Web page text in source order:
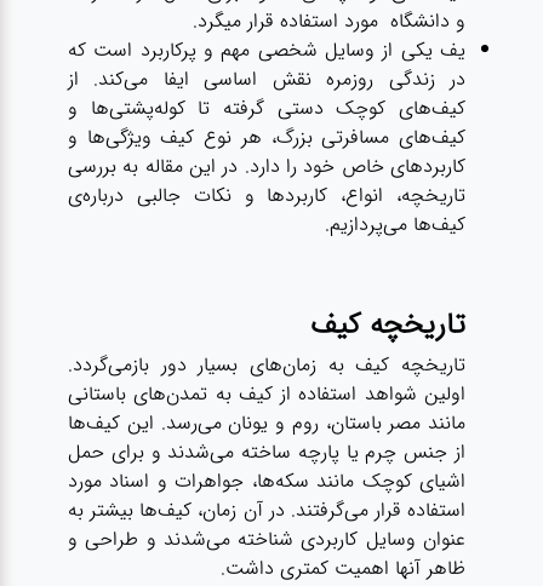
و دانشگاه مورد استفاده قرار میگرد.
یف یکی از وسایل شخصی مهم و پرکاربرد است که
در زندگی روزمره نقش اساسی ایفا می‌کند. از
کیف‌های کوچک دستی گرفته تا کوله‌پشتی‌ها و
کیف‌های مسافرتی بزرگ، هر نوع کیف ویژگی‌ها و
کاربردهای خاص خود را دارد. در این مقاله به بررسی
تاریخچه، انواع، کاربردها و نکات جالبی درباره‌ی
کیف‌ها می‌پردازیم.
تاریخچه کیف
تاریخچه کیف به زمان‌های بسیار دور بازمی‌گردد.
اولین شواهد استفاده از کیف به تمدن‌های باستانی
مانند مصر باستان، روم و یونان می‌رسد. این کیف‌ها
از جنس چرم یا پارچه ساخته می‌شدند و برای حمل
اشیای کوچک مانند سکه‌ها، جواهرات و اسناد مورد
استفاده قرار می‌گرفتند. در آن زمان، کیف‌ها بیشتر به
عنوان وسایل کاربردی شناخته می‌شدند و طراحی و
ظاهر آنها اهمیت کمتری داشت.